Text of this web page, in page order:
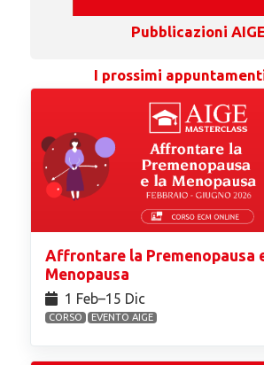
Pubblicazioni AIGE
I prossimi
Affrontare la Premenopausa
Menopausa
1 Feb⁠–15 Dic
CORSO EVENTO AIGE